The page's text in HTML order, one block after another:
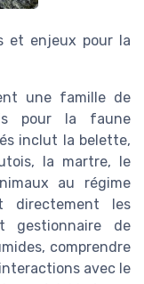
et enjeux pour la
une famille de
pour la faune
inclut la belette,
la martre, le
au régime
directement les
gestionnaire de
comprendre
avec le